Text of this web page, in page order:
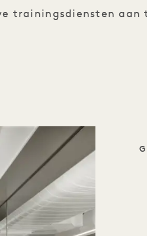
trainingsdiensten aan